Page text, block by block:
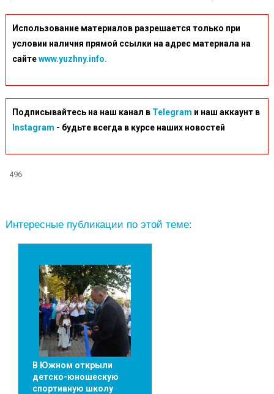
Использование материалов разрешается только при
условии наличия прямой ссылки на адрес материала на
сайтеwww.yuzhny.info.
Подписывайтесь на наш канал в Telegram и наш аккаунт в
Instagram - будьте всегда в курсе наших новостей
496
Интересные публикации по этой теме:
В Южном открыли
детско-юношескую
спортивную школу